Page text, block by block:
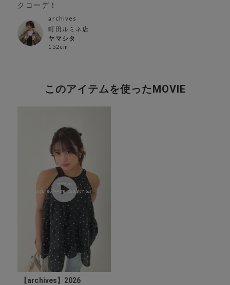
クコーデ！
archives
町田ルミネ店
ヤマシタ
152cm
このアイテムを使ったMOVIE
【archives】2026